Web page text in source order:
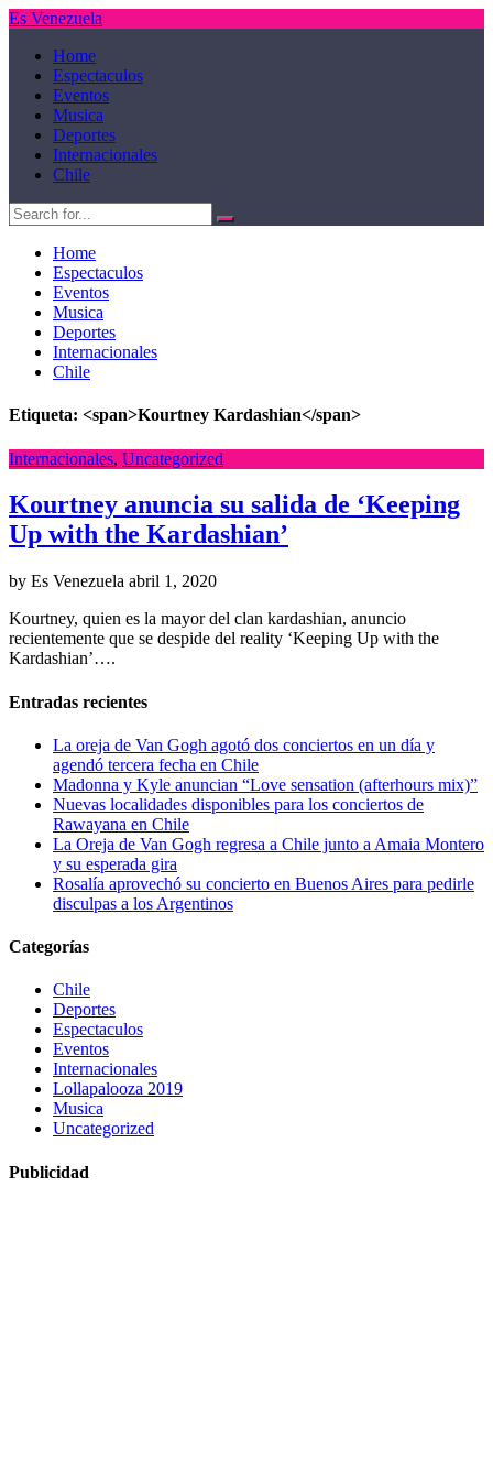
Es Venezuela
Home
Espectaculos
Eventos
Musica
Deportes
Internacionales
Chile
Home
Espectaculos
Eventos
Musica
Deportes
Internacionales
Chile
Etiqueta: <span>Kourtney Kardashian</span>
Internacionales, Uncategorized
Kourtney anuncia su salida de ‘Keeping
Up with the Kardashian’
by Es Venezuela abril 1, 2020
Kourtney, quien es la mayor del clan kardashian, anuncio
recientemente que se despide del reality ‘Keeping Up with the
Kardashian’….
Entradas recientes
La oreja de Van Gogh agotó dos conciertos en un día y
agendó tercera fecha en Chile
Madonna y Kyle anuncian “Love sensation (afterhours mix)”
Nuevas localidades disponibles para los conciertos de
Rawayana en Chile
La Oreja de Van Gogh regresa a Chile junto a Amaia Montero
y su esperada gira
Rosalía aprovechó su concierto en Buenos Aires para pedirle
disculpas a los Argentinos
Categorías
Chile
Deportes
Espectaculos
Eventos
Internacionales
Lollapalooza 2019
Musica
Uncategorized
Publicidad